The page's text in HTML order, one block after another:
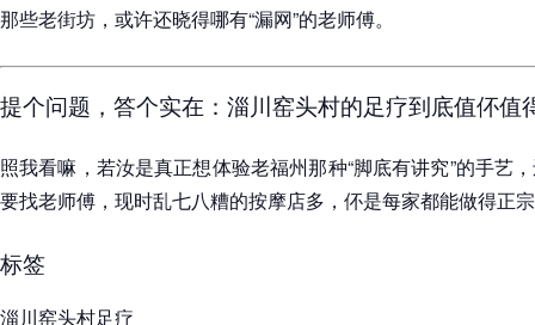
那些老街坊，或许还晓得哪有“漏网”的老师傅。
提个问题，答个实在：淄川窑头村的足疗到底值伓值
照我看嘛，若汝是真正想体验老福州那种“脚底有讲究”的手艺
要找老师傅，现时乱七八糟的按摩店多，伓是每家都能做得正
标签
淄川窑头村足疗